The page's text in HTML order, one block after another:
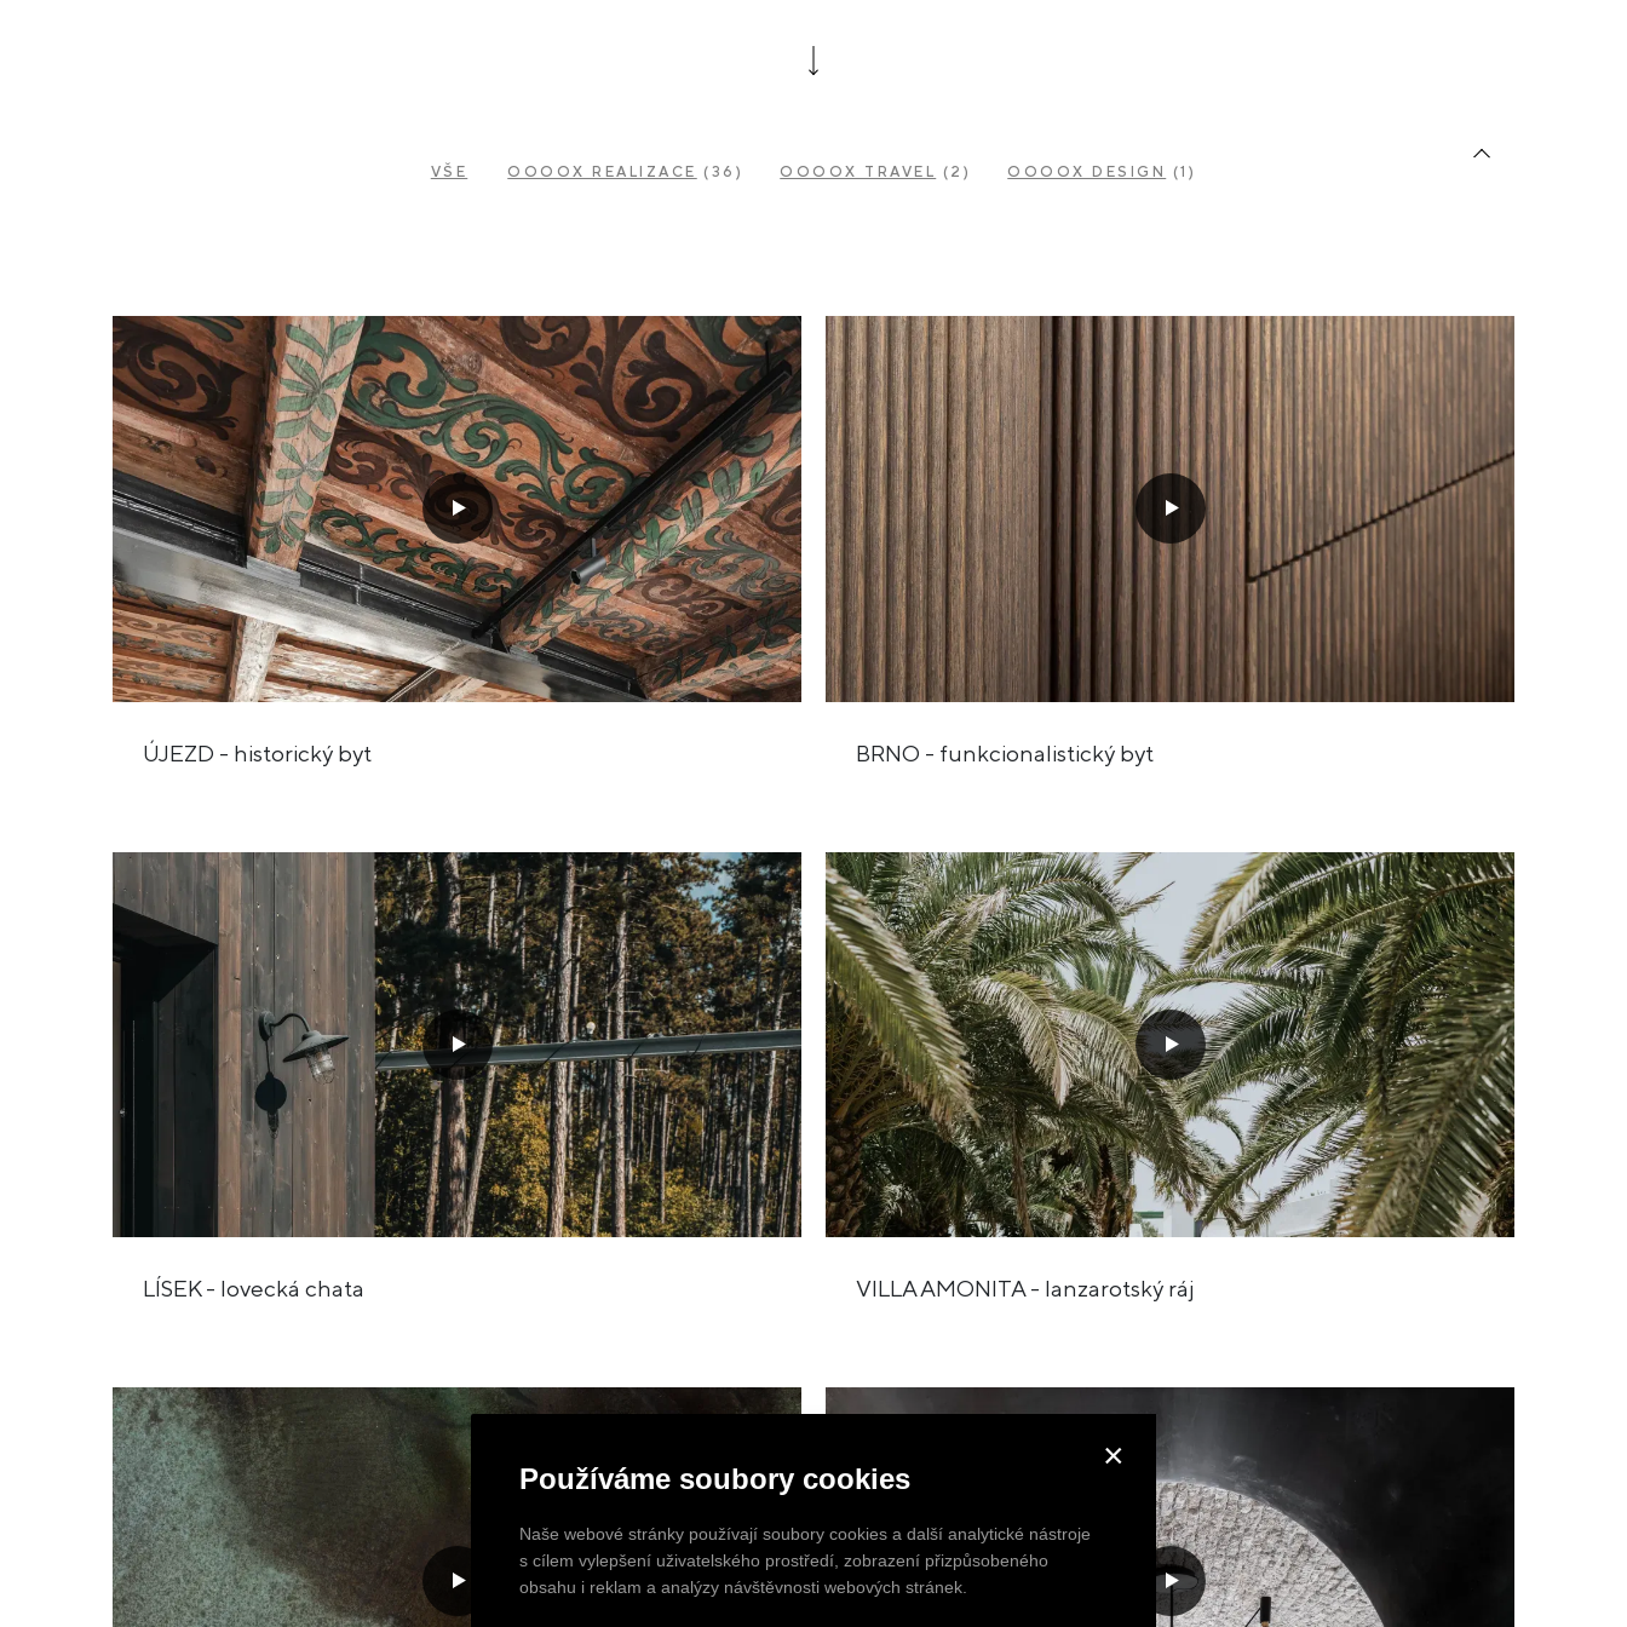
×
Používáme soubory cookies
Naše webové stránky používají soubory cookies a další analytické nástroje
s cílem vylepšení uživatelského prostředí, zobrazení přizpůsobeného
obsahu i reklam a analýzy návštěvnosti webových stránek.
VŠE OOOOX REALIZACE (36) OOOOX TRAVEL (2) OOOOX DESIGN (1)
ÚJEZD - historický byt BRNO - funkcionalistický byt
LÍSEK - lovecká chata VILLA AMONITA - lanzarotský ráj